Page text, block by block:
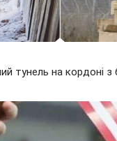
тунель на кордоні з